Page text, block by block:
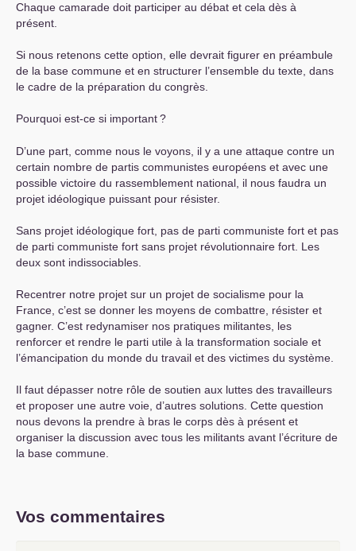
Chaque camarade doit participer au débat et cela dès à
présent.
Si nous retenons cette option, elle devrait figurer en préambule
de la base commune et en structurer l’ensemble du texte, dans
le cadre de la préparation du congrès.
Pourquoi est-ce si important?
D’une part, comme nous le voyons, il y a une attaque contre un
certain nombre de partis communistes européens et avec une
possible victoire du rassemblement national, il nous faudra un
projet idéologique puissant pour résister.
Sans projet idéologique fort, pas de parti communiste fort et pas
de parti communiste fort sans projet révolutionnaire fort. Les
deux sont indissociables.
Recentrer notre projet sur un projet de socialisme pour la
France, c’est se donner les moyens de combattre, résister et
gagner. C’est redynamiser nos pratiques militantes, les
renforcer et rendre le parti utile à la transformation sociale et
l’émancipation du monde du travail et des victimes du système.
Il faut dépasser notre rôle de soutien aux luttes des travailleurs
et proposer une autre voie, d’autres solutions. Cette question
nous devons la prendre à bras le corps dès à présent et
organiser la discussion avec tous les militants avant l’écriture de
la base commune.
Vos commentaires